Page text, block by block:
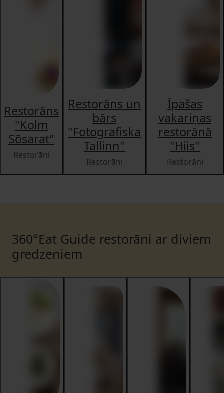
Restorāns
"Kolm
Sõsarat"
Restorāni
Restorāns un
bārs
"Fotografiska
Tallinn"
Restorāni
Īpašas
vakariņas
restorānā
"Hiis"
Restorāni
360°Eat Guide restorāni ar diviem
gredzeniem